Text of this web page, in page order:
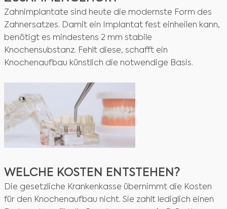
Zahnimplantate sind heute die modernste Form des
Zahnersatzes. Damit ein Implantat fest einheilen kann,
benötigt es mindestens 2 mm stabile
Knochensubstanz. Fehlt diese, schafft ein
Knochenaufbau künstlich die notwendige Basis.
WELCHE KOSTEN ENTSTEHEN?
Die gesetzliche Krankenkasse übernimmt die Kosten
für den Knochenaufbau nicht. Sie zahlt lediglich einen